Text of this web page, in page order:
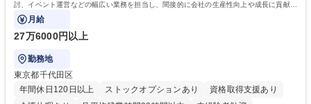
討、イベント運営などの幅広い業務を担当し、間接的に会社の生産性向上や成長に貢献し
ている部署です。
月給
27万6000円以上
勤務地
東京都千代田区
年間休日120日以上
ストックオプションあり
資格取得支援あり